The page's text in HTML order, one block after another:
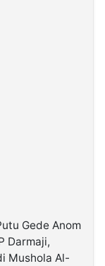
Gede Anom
Darmaji,
Mushola Al-